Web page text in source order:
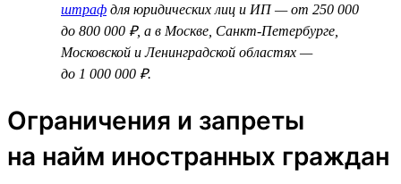
штраф для юридических лиц и ИП — от 250 000
до 800 000 ₽, а в Москве, Санкт-Петербурге,
Московской и Ленинградской областях —
до 1 000 000 ₽.
Ограничения и запреты
на найм иностранных граждан